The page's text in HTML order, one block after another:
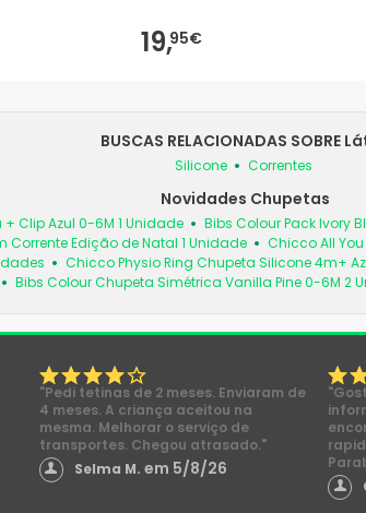
19,95€
BUSCAS RELACIONADAS SOBRE
Silicone Correntes
Novidades Chupetas
Clip Azul 0-6M 1 Unidade
Bibs Colour Pack Ivory
Edição de Natal 1 Unidade
Chicco All
Chicco Physio Ring Chupeta Silicone 4m+
Bibs Colour Chupeta Simétrica Vanilla Pine 0-6M 2
"Pedi tetinas de 2 meses. Enviaram de
4 meses. A criança aceitou na
mesma. Melhorar o serviço de
transportes. Chegou atrasado."
Selma M. em 5/8/26